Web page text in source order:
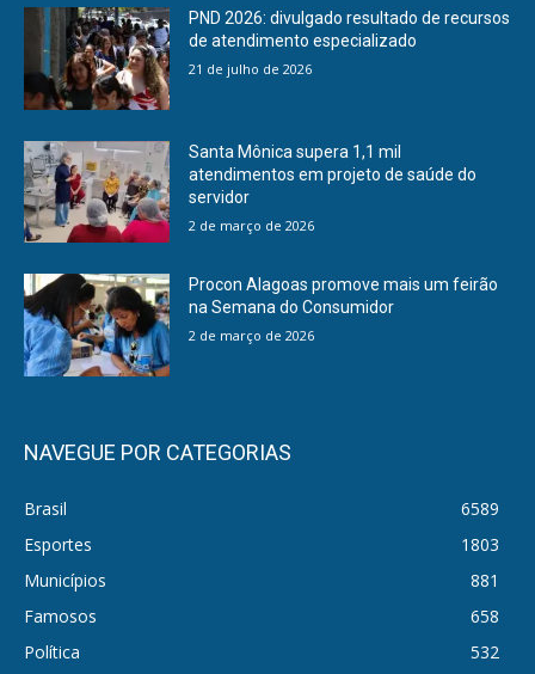
PND 2026: divulgado resultado de recursos
de atendimento especializado
21 de julho de 2026
Santa Mônica supera 1,1 mil
atendimentos em projeto de saúde do
servidor
2 de março de 2026
Procon Alagoas promove mais um feirão
na Semana do Consumidor
2 de março de 2026
NAVEGUE POR CATEGORIAS
Brasil
6589
Esportes
1803
Municípios
881
Famosos
658
Política
532